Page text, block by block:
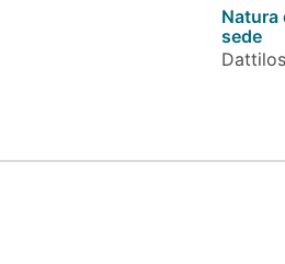
Natura
sede